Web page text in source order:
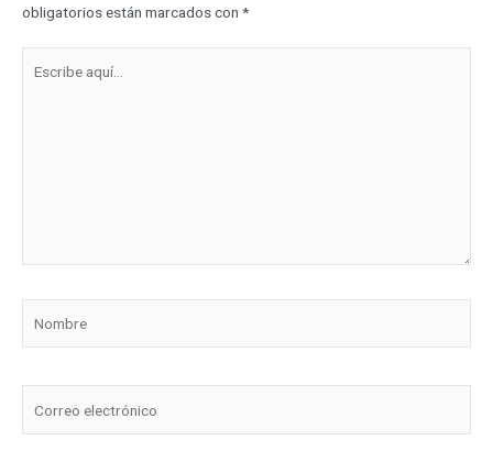
obligatorios están marcados con *
aquí...
electrónico